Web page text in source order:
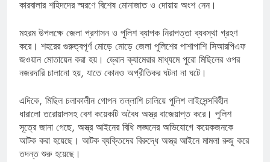
কারবালার শহিদদের স্মরণে বিশেষ মোনাজাত ও দোয়ায় অংশ নেন।
মহরম উপলক্ষে জেলা প্রশাসন ও পুলিশ ব্যাপক নিরাপত্তা ব্যবস্থা গ্রহণ
করে। শহরের গুরুত্বপূর্ণ মোড়ে মোড়ে জেলা পুলিশের পাশাপাশি সিআরপিএফ
জওয়ান মোতায়েন করা হয়। ড্রোন ক্যামেরার মাধ্যমে পুরো মিছিলের ওপর
নজরদারি চালানো হয়, যাতে কোনও অপ্রীতিকর ঘটনা না ঘটে।
এদিকে, মিছিল চলাকালীন গোপন তল্লাশি চালিয়ে পুলিশ লাইসেন্সবিহীন
ধারালো তরোয়ালসহ বেশ কয়েকটি অবৈধ অস্ত্র বাজেয়াপ্ত করে। পুলিশ
সূত্রে জানা গেছে, অস্ত্র আইনের বিধি লঙ্ঘনের অভিযোগে কয়েকজনকে
আটক করা হয়েছে। আটক ব্যক্তিদের বিরুদ্ধে অস্ত্র আইনে মামলা রুজু করে
তদন্ত শুরু হয়েছে।